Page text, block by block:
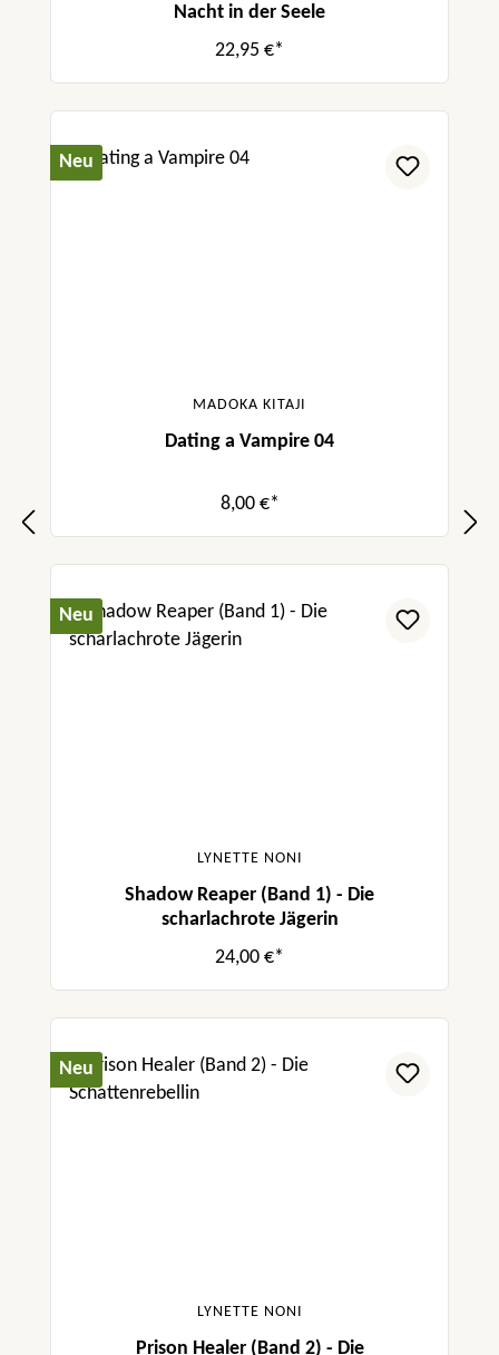
Nacht in der Seele
22,95 €*
Neu
MADOKA KITAJI
Dating a Vampire 04
8,00 €*
Neu
LYNETTE NONI
Shadow Reaper (Band 1) - Die
scharlachrote Jägerin
24,00 €*
Neu
LYNETTE NONI
Prison Healer (Band 2) - Die